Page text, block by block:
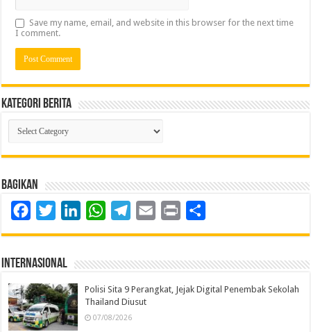
Save my name, email, and website in this browser for the next time
I comment.
Kategori Berita
Kategori
Berita
Bagikan
FacebookTwitterLinkedInWhatsAppTelegram
Email Print
Internasional
Polisi Sita 9 Perangkat, Jejak Digital Penembak Sekolah
Thailand Diusut
07/08/2026